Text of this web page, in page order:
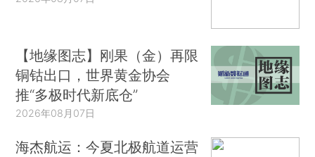
【地缘图志】刚果（金）再限
铜钴出口，世界黄金协会
推“多极时代新底仓”
2026年08月07日
海杰航运：今夏北极航道运营